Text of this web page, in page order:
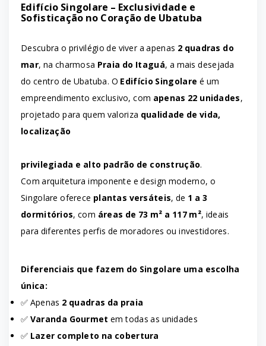
Edifício Singolare – Exclusividade e
Sofisticação no Coração de Ubatuba
Descubra o privilégio de viver a apenas 2 quadras do
mar, na charmosa Praia do Itaguá, a mais desejada
do centro de Ubatuba. O Edifício Singolare é um
empreendimento exclusivo, com apenas 22 unidades,
projetado para quem valoriza qualidade de vida,
localização
privilegiada e alto padrão de construção.
Com arquitetura imponente e design moderno, o
Singolare oferece plantas versáteis, de 1 a 3
dormitórios, com áreas de 73 m² a 117 m², ideais
para diferentes perfis de moradores ou investidores.
Diferenciais que fazem do Singolare uma escolha
única:
✅ Apenas 2 quadras da praia
✅ Varanda Gourmet em todas as unidades
✅ Lazer completo na cobertura